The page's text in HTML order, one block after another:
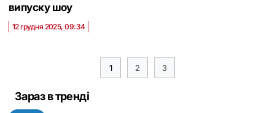
випуску шоу
12 грудня 2025, 09:34
1 2 3
Зараз в тренді